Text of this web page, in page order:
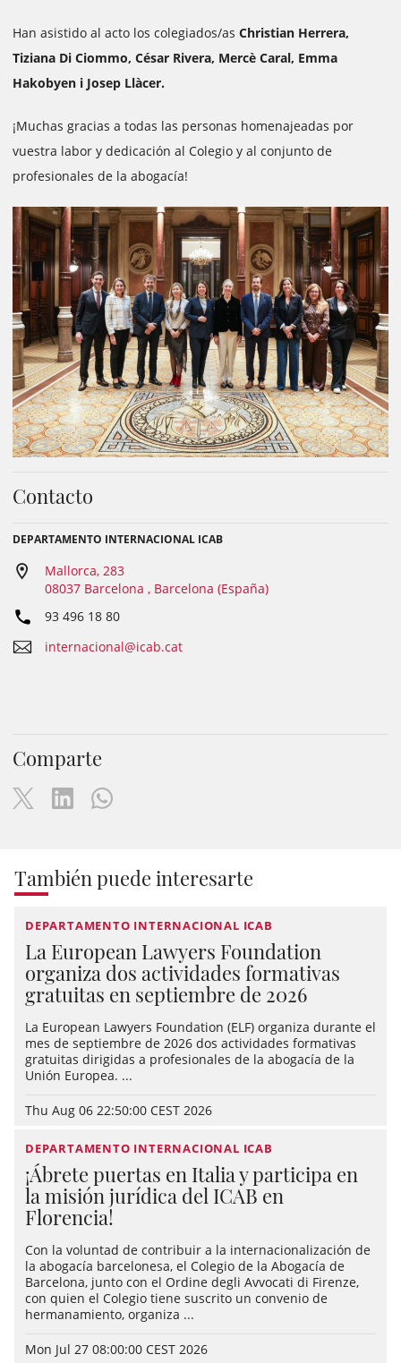
Han asistido al acto los colegiados/as Christian Herrera,
Tiziana Di Ciommo, César Rivera, Mercè Caral, Emma
Hakobyen i Josep Llàcer.
¡Muchas gracias a todas las personas homenajeadas por
vuestra labor y dedicación al Colegio y al conjunto de
profesionales de la abogacía!
Contacto
DEPARTAMENTO INTERNACIONAL ICAB
Mallorca, 283
08037 Barcelona , Barcelona (España)
93 496 18 80
internacional@icab.cat
Comparte
También puede interesarte
DEPARTAMENTO INTERNACIONAL ICAB
La European Lawyers Foundation
organiza dos actividades formativas
gratuitas en septiembre de 2026
La European Lawyers Foundation (ELF) organiza durante el
mes de septiembre de 2026 dos actividades formativas
gratuitas dirigidas a profesionales de la abogacía de la
Unión Europea. ...
Thu Aug 06 22:50:00 CEST 2026
DEPARTAMENTO INTERNACIONAL ICAB
¡Ábrete puertas en Italia y participa en
la misión jurídica del ICAB en
Florencia!
Con la voluntad de contribuir a la internacionalización de
la abogacía barcelonesa, el Colegio de la Abogacía de
Barcelona, junto con el Ordine degli Avvocati di Firenze,
con quien el Colegio tiene suscrito un convenio de
hermanamiento, organiza ...
Mon Jul 27 08:00:00 CEST 2026